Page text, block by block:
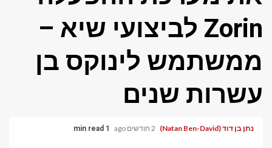
Zorin לביצועי שיא –
ממשתמש לינוקס בן
עשרות שנים
נתן בן דוד (Natan Ben-David) 2 חודשים ago 1 min read